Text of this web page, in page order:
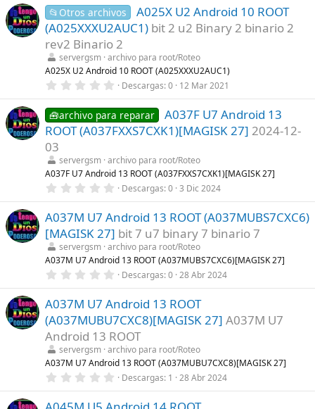
s
)0
e
s
t
r
e
l
a
(
s
)
📂Otros archivos
A025X U2 Android 10 ROOT
(A025XXXU2AUC1) bit 2 u2 Binary 2 binario 2
rev2 Binario 2
servergsm archivo para root/Roteo
A025X U2 Android 10 ROOT (A025XXXU2AUC1)
0
0
0
e
s
e
l
a
(
s
)
Descargas 0 12 Mar 2021
🧰archivo para reparar
A037F U7 Android 13
ROOT (A037FXXS7CXK1)[MAGISK 27] 2024-12-
03
servergsm archivo para root/Roteo
A037F U7 Android 13 ROOT (A037FXXS7CXK1)[MAGISK 27]
0
0
0
e
s
t
r
e
l
(
s
)
Descargas 0 3 Dic 2024
A037M U7 Android 13 ROOT (A037MUBS7CXC6)
[MAGISK 27] bit 7 u7 binary 7 binario 7
servergsm archivo para root/Roteo
A037M U7 Android 13 ROOT (A037MUBS7CXC6)[MAGISK 27]
0
0
0
e
s
t
r
e
l
a
(
s
Descargas 0 28 Abr 2024
A037M U7 Android 13 ROOT
(A037MUBU7CXC8)[MAGISK 27] A037M U7
Android 13 ROOT
servergsm archivo para root/Roteo
A037M U7 Android 13 ROOT (A037MUBU7CXC8)[MAGISK 27]
0
0
0
Descargas 1 28 Abr 2024